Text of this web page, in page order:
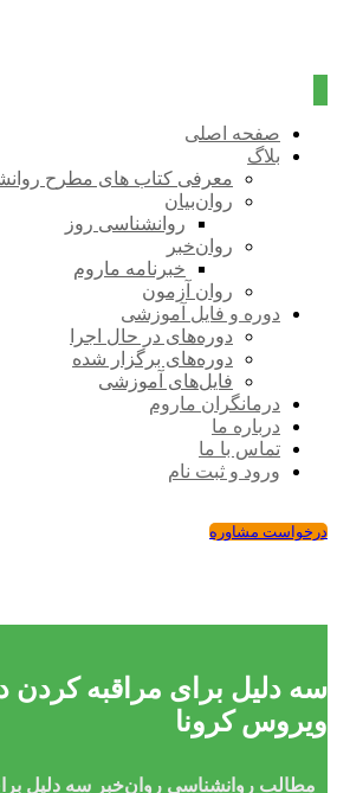
صفحه اصلی
بلاگ
معرفی کتاب های مطرح
روان‌بیان
روانشناسی روز
روان‌خبر
خبرنامه ماروم
روان آزمون
دوره و فایل آموزشی
دوره‌های در حال اجرا
دوره‌های برگزار شده
فایل‌های آموزشی
درمانگران ماروم
درباره ما
تماس با ما
ورود و ثبت نام
درخواست مشاوره
سه دلیل برای مراقبه کردن
ویروس کرونا
مطالب روانشناسی روان‌خبر سه دلیل